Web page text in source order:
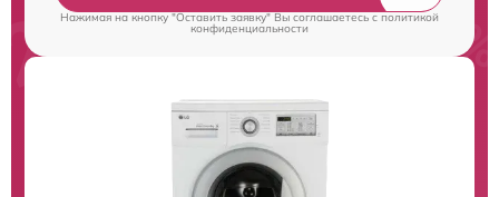
Нажимая на кнопку "Оставить заявку" Вы соглашаетесь cполитикой
конфиденциальности